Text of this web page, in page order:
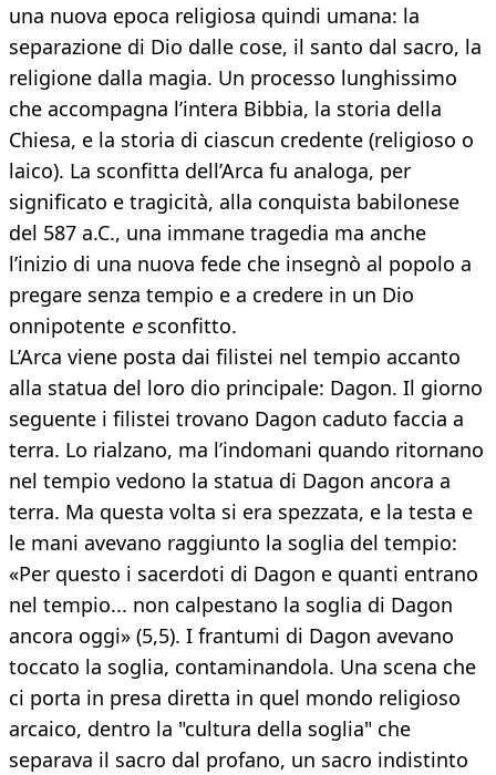
una nuova epoca religiosa quindi umana: la
separazione di Dio dalle cose, il santo dal sacro, la
religione dalla magia. Un processo lunghissimo
che accompagna l’intera Bibbia, la storia della
Chiesa, e la storia di ciascun credente (religioso o
laico). La sconfitta dell’Arca fu analoga, per
significato e tragicità, alla conquista babilonese
del 587 a.C., una immane tragedia ma anche
l’inizio di una nuova fede che insegnò al popolo a
pregare senza tempio e a credere in un Dio
onnipotente esconfitto.
L’Arca viene posta dai filistei nel tempio accanto
alla statua del loro dio principale: Dagon. Il giorno
seguente i filistei trovano Dagon caduto faccia a
terra. Lo rialzano, ma l’indomani quando ritornano
nel tempio vedono la statua di Dagon ancora a
terra. Ma questa volta si era spezzata, e la testa e
le mani avevano raggiunto la soglia del tempio:
«Per questo i sacerdoti di Dagon e quanti entrano
nel tempio... non calpestano la soglia di Dagon
ancora oggi» (5,5). I frantumi di Dagon avevano
toccato la soglia, contaminandola. Una scena che
ci porta in presa diretta in quel mondo religioso
arcaico, dentro la "cultura della soglia" che
separava il sacro dal profano, un sacro indistinto